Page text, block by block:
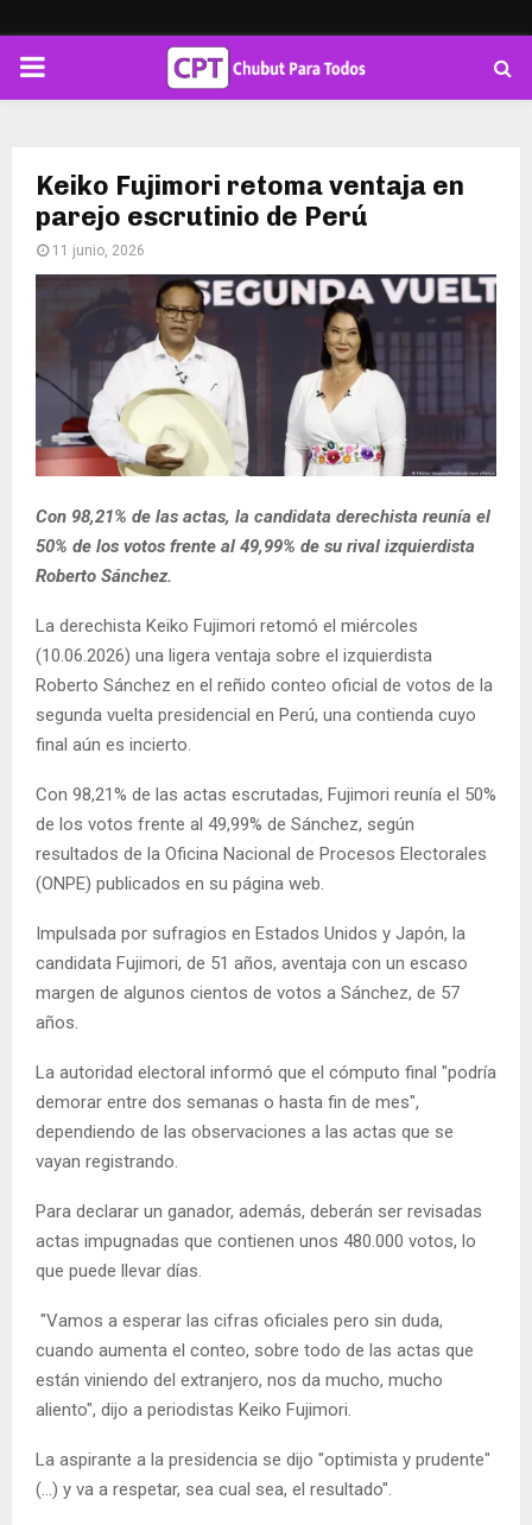
PRIMARY
Keiko Fujimori retoma ventaja en
parejo escrutinio de Perú
11 junio, 2026
Con 98,21% de las actas, la candidata derechista reunía el
50% de los votos frente al 49,99% de su rival izquierdista
Roberto Sánchez.
La derechista Keiko Fujimori retomó el miércoles
(10.06.2026) una ligera ventaja sobre el izquierdista
Roberto Sánchez en el reñido conteo oficial de votos de la
segunda vuelta presidencial en Perú, una contienda cuyo
final aún es incierto.
Con 98,21% de las actas escrutadas, Fujimori reunía el 50%
de los votos frente al 49,99% de Sánchez, según
resultados de la Oficina Nacional de Procesos Electorales
(ONPE) publicados en su página web.
Impulsada por sufragios en Estados Unidos y Japón, la
candidata Fujimori, de 51 años, aventaja con un escaso
margen de algunos cientos de votos a Sánchez, de 57
años.
La autoridad electoral informó que el cómputo final "podría
demorar entre dos semanas o hasta fin de mes",
dependiendo de las observaciones a las actas que se
vayan registrando.
Para declarar un ganador, además, deberán ser revisadas
actas impugnadas que contienen unos 480.000 votos, lo
que puede llevar días.
"Vamos a esperar las cifras oficiales pero sin duda,
cuando aumenta el conteo, sobre todo de las actas que
están viniendo del extranjero, nos da mucho, mucho
aliento", dijo a periodistas Keiko Fujimori.
La aspirante a la presidencia se dijo "optimista y prudente"
(...) y va a respetar, sea cual sea, el resultado".